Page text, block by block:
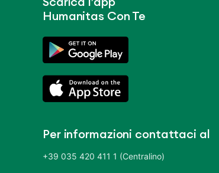
Scarica l’app
Humanitas Con Te
Per informazioni contattaci al
+39 035 420 411 1 (Centralino)